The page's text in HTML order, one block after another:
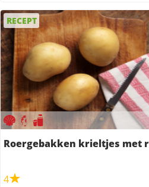
RECEPT
Roergebakken krieltjes met
4